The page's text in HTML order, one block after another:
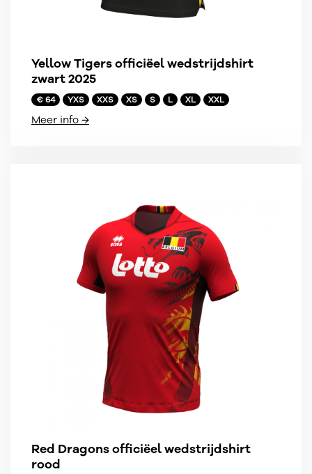
Yellow Tigers officiëel wedstrijdshirt
zwart 2025
€ 64 YXS XXS XS S L XL XXL
Meer info →
Red Dragons officiëel wedstrijdshirt
rood